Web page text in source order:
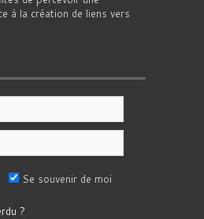
à la création de liens vers
Se souvenir de moi
?